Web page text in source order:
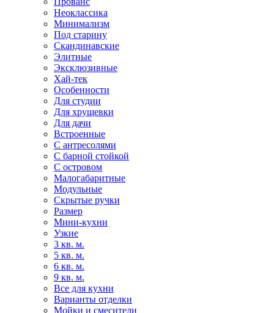
Неоклассика
Минимализм
Под старину
Скандинавские
Элитные
Эксклюзивные
Хай-тек
Особенности
Для студии
Для хрущевки
Для дачи
Встроенные
С антресолями
С барной стойкой
С островом
Малогабаритные
Модульные
Скрытые ручки
Размер
Мини-кухни
Узкие
3 кв. м.
5 кв. м.
6 кв. м.
9 кв. м.
Все для кухни
Варианты отделки
Мойки и смесители